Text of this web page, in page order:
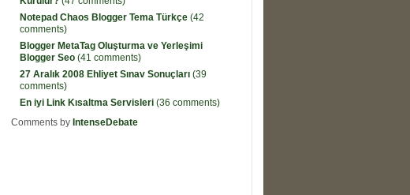
Notepad Chaos Blogger Tema Türkçe(42
comments)
Blogger MetaTag Oluşturma ve Yerleşimi
Blogger Seo(41 comments)
27 Aralık 2008 Ehliyet Sınav Sonuçları(39
comments)
En iyi Link Kısaltma Servisleri(36 comments)
Comments by IntenseDebate